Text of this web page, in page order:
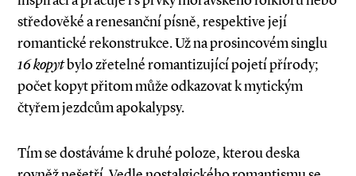
středověké a renesanční písně, respektive její
romantické rekonstrukce. Už na prosincovém singlu
16 kopytbylo zřetelné romantizující pojetí přírody;
počet kopyt přitom může odkazovat k mytickým
čtyřem jezdcům apokalypsy.
Tím se dostáváme k druhé poloze, kterou deska